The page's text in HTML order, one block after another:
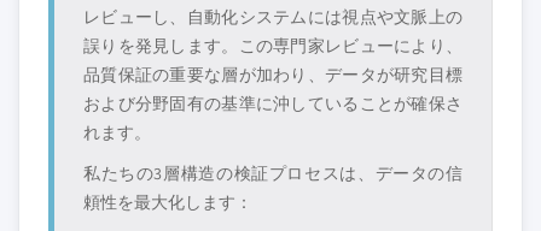
レビューし、自動化システムには視点や文脈上の
誤りを発見します。この専門家レビューにより、
品質保証の重要な層が加わり、データが研究目標
および分野固有の基準に沖していることが確保さ
れます。
私たちの3層構造の検証プロセスは、データの信
頼性を最大化します：